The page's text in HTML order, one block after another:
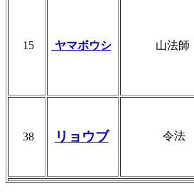
15 ヤマボウシ 山法師
38 リョウブ 令法